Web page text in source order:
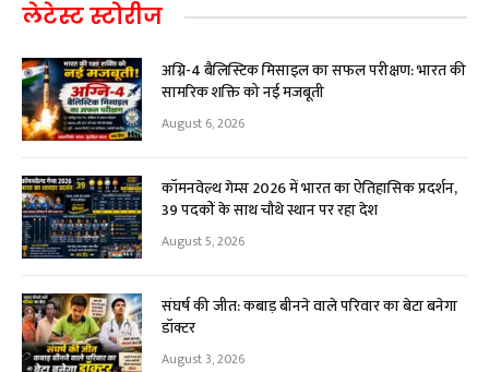
लेटेस्ट स्टोरीज
अग्नि-4 बैलिस्टिक मिसाइल का सफल परीक्षण: भारत की
सामरिक शक्ति को नई मजबूती
August 6, 2026
कॉमनवेल्थ गेम्स 2026 में भारत का ऐतिहासिक प्रदर्शन,
39 पदकों के साथ चौथे स्थान पर रहा देश
August 5, 2026
संघर्ष की जीत: कबाड़ बीनने वाले परिवार का बेटा बनेगा
डॉक्टर
August 3, 2026